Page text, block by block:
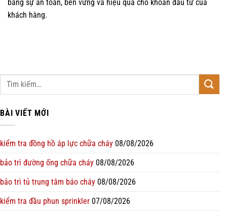
bằng sự an toàn, bền vững và hiệu quả cho khoản đầu tư của
khách hàng.
BÀI VIẾT MỚI
kiểm tra đồng hồ áp lực chữa cháy 08/08/2026
bảo trì đường ống chữa cháy 08/08/2026
bảo trì tủ trung tâm báo cháy 08/08/2026
kiểm tra đầu phun sprinkler 07/08/2026